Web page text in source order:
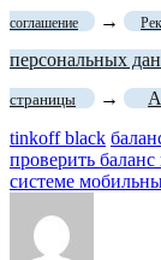
соглашение →
персональных
страницы →
tinkoff black
проверить
системе